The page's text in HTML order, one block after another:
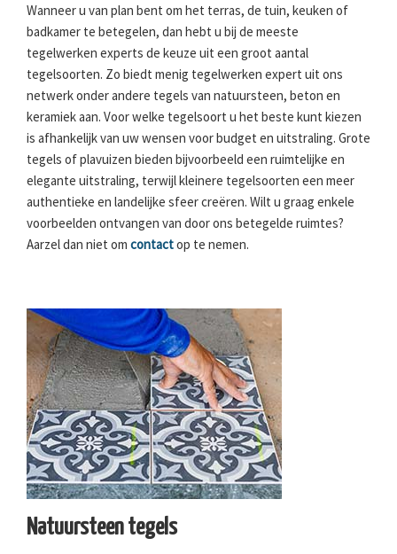
Wanneer u van plan bent om het terras, de tuin, keuken of
badkamer te betegelen, dan hebt u bij de meeste
tegelwerken experts de keuze uit een groot aantal
tegelsoorten. Zo biedt menig tegelwerken expert uit ons
netwerk onder andere tegels van natuursteen, beton en
keramiek aan. Voor welke tegelsoort u het beste kunt kiezen
is afhankelijk van uw wensen voor budget en uitstraling. Grote
tegels of plavuizen bieden bijvoorbeeld een ruimtelijke en
elegante uitstraling, terwijl kleinere tegelsoorten een meer
authentieke en landelijke sfeer creëren. Wilt u graag enkele
voorbeelden ontvangen van door ons betegelde ruimtes?
Aarzel dan niet om contactop te nemen.
Natuursteen tegels